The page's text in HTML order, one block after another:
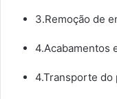
3.Remoção de
4.Acabamentos
4.Transporte do